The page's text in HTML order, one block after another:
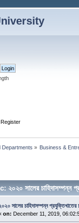
Register
Departments » Business &
২০২০ সালের
সালের চাহিদাসম্পন্ন প্রযুক্তিখাতের
on: December 11, 2019,